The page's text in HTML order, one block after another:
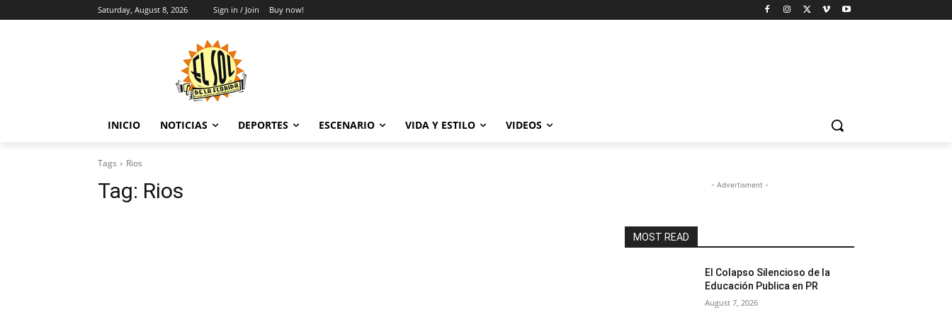
Saturday, August 8, 2026 Sign in / Join Buy now!
INICIO NOTICIAS DEPORTES ESCENARIO VIDA Y ESTILO VIDEOS
Tags Rios
Tag: Rios - Advertisment -
MOST READ
El Colapso Silencioso de la
Educación Publica en PR
August 7, 2026